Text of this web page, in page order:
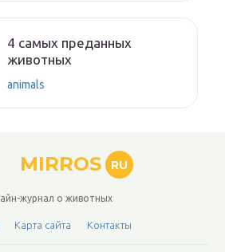
4 самых преданных
животных
animals
MIRROS RU
журнал о животных
Карта сайта Контакты